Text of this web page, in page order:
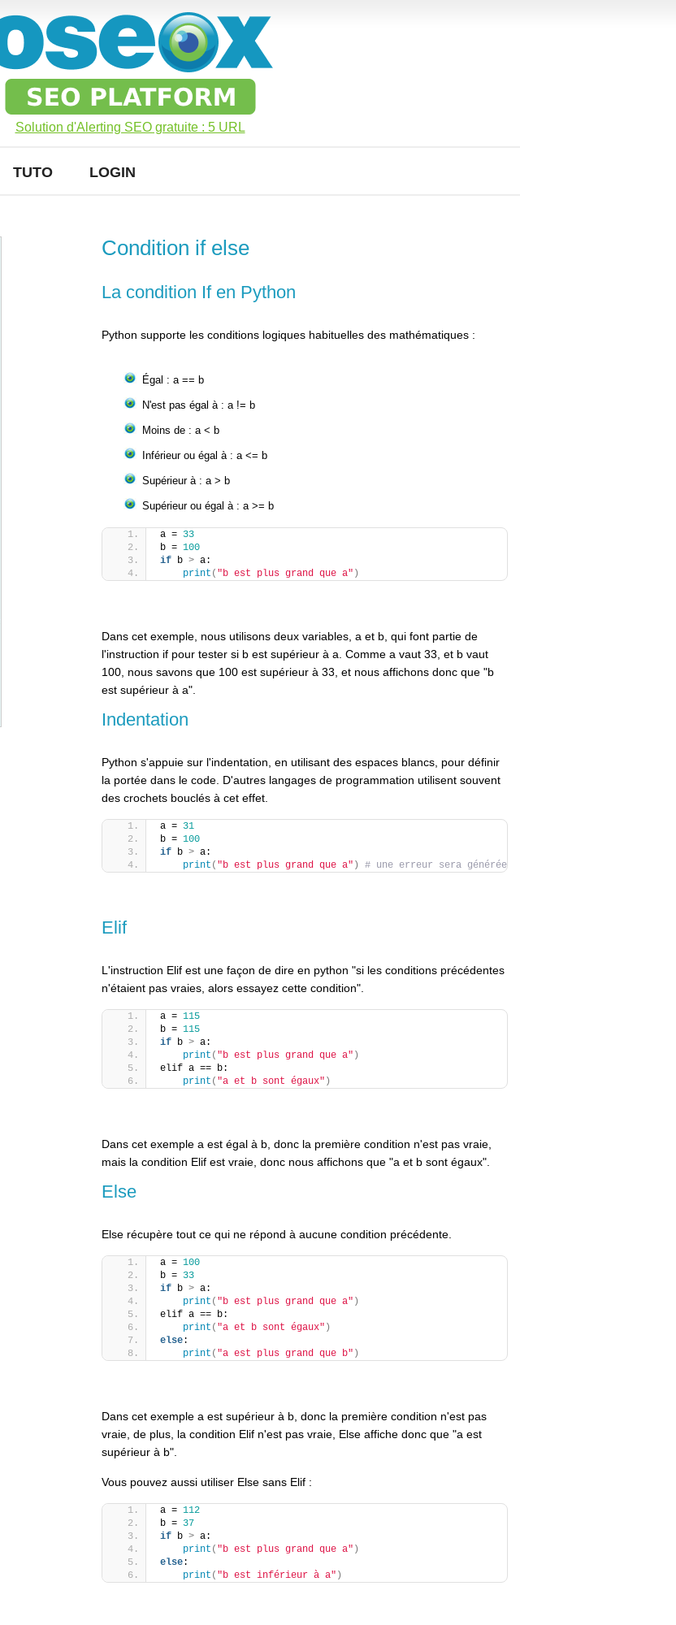
Solution d'Alerting SEO gratuite : 5 URL
TUTO LOGIN
Condition if else
La condition If en Python
Python supporte les conditions logiques habituelles des mathématiques :
Égal : a == b
N'est pas égal à : a != b
Moins de : a < b
Inférieur ou égal à : a <= b
Supérieur à : a > b
Supérieur ou égal à : a >= b
a = 33
b = 100
if b > a:
print ( "b est plus grand que a" )
Dans cet exemple, nous utilisons deux variables, a et b, qui font partie de
l'instruction if pour tester si b est supérieur à a. Comme a vaut 33, et b vaut
100, nous savons que 100 est supérieur à 33, et nous affichons donc que "b
est supérieur à a".
Indentation
Python s'appuie sur l'indentation, en utilisant des espaces blancs, pour définir
la portée dans le code. D'autres langages de programmation utilisent souvent
des crochets bouclés à cet effet.
a = 31
b = 100
if b > a:
print ( "b est plus grand que a" ) # une erreur sera générée
Elif
L'instruction Elif est une façon de dire en python "si les conditions précédentes
n'étaient pas vraies, alors essayez cette condition".
a = 115
b = 115
if b > a:
print ( "b est plus grand que a" )
elif a == b:
print ( "a et b sont égaux" )
Dans cet exemple a est égal à b, donc la première condition n'est pas vraie,
mais la condition Elif est vraie, donc nous affichons que "a et b sont égaux".
Else
Else récupère tout ce qui ne répond à aucune condition précédente.
a = 100
b = 33
if b > a:
print ( "b est plus grand que a" )
elif a == b:
print ( "a et b sont égaux" )
else:
print ( "a est plus grand que b" )
Dans cet exemple a est supérieur à b, donc la première condition n'est pas
vraie, de plus, la condition Elif n'est pas vraie, Else affiche donc que "a est
supérieur à b".
Vous pouvez aussi utiliser Else sans Elif :
a = 112
b = 37
if b > a:
print ( "b est plus grand que a" )
else:
print ( "b est inférieur à a" )